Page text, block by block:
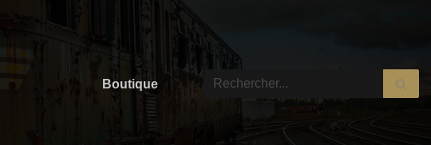
Boutique